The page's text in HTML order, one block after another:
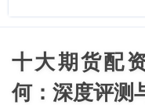
十大期货配
何：深度评测